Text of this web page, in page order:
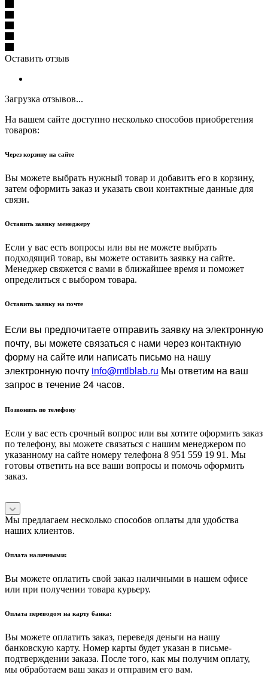
Оставить отзыв
Загрузка отзывов...
На вашем сайте доступно несколько способов приобретения
товаров:
Через корзину на сайте
Вы можете выбрать нужный товар и добавить его в корзину,
затем оформить заказ и указать свои контактные данные для
связи.
Оставить заявку менеджеру
Если у вас есть вопросы или вы не можете выбрать
подходящий товар, вы можете оставить заявку на сайте.
Менеджер свяжется с вами в ближайшее время и поможет
определиться с выбором товара.
Оставить заявку на почте
Если вы предпочитаете отправить заявку на электронную
почту, вы можете связаться с нами через контактную
форму на сайте или написать письмо на нашу
электронную почту info@mtlblab.ru Мы ответим на ваш
запрос в течение 24 часов.
Позвонить по телефону
Если у вас есть срочный вопрос или вы хотите оформить заказ
по телефону, вы можете связаться с нашим менеджером по
указанному на сайте номеру телефона 8 951 559 19 91. Мы
готовы ответить на все ваши вопросы и помочь оформить
заказ.
Мы предлагаем несколько способов оплаты для удобства
наших клиентов.
Оплата наличными:
Вы можете оплатить свой заказ наличными в нашем офисе
или при получении товара курьеру.
Оплата переводом на карту банка:
Вы можете оплатить заказ, переведя деньги на нашу
банковскую карту. Номер карты будет указан в письме-
подтверждении заказа. После того, как мы получим оплату,
мы обработаем ваш заказ и отправим его вам.